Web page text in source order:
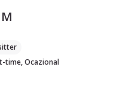
time, Ocazional